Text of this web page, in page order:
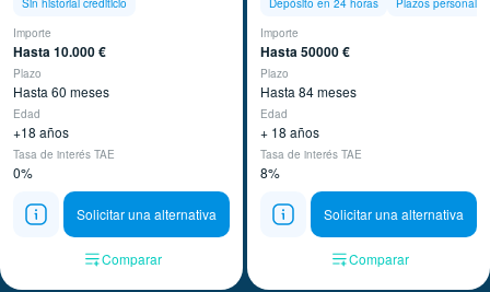
Sin historial crediticio
Importe
Hasta 10.000 €
Plazo
Hasta 60 meses
Edad
+18 años
Tasa de interés TAE
0%
Solicitar una alternativa
Comparar
Depósito en 24 horas
Plazos
Importe
Hasta 50000 €
Plazo
Hasta 84 meses
Edad
+ 18 años
Tasa de interés TAE
8%
Solicitar una alternativa
Comparar